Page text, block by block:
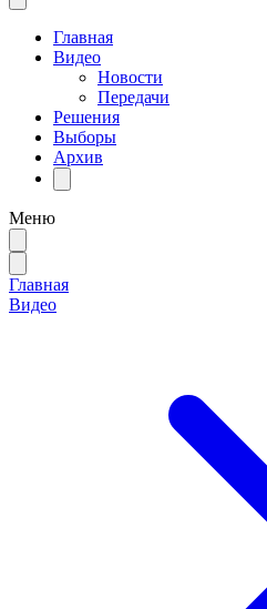
Главная
Видео
Новости
Передачи
Решения
Выборы
Архив
Меню
Главная
Видео